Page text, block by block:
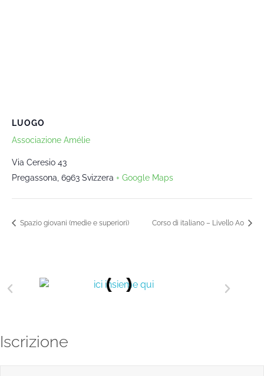
LUOGO
Associazione Amélie
Via Ceresio 43
Pregassona 6963 Svizzera + Google Maps
Spazio giovani (medie e superiori) Corso di italiano – Livello A0
Iscrizione